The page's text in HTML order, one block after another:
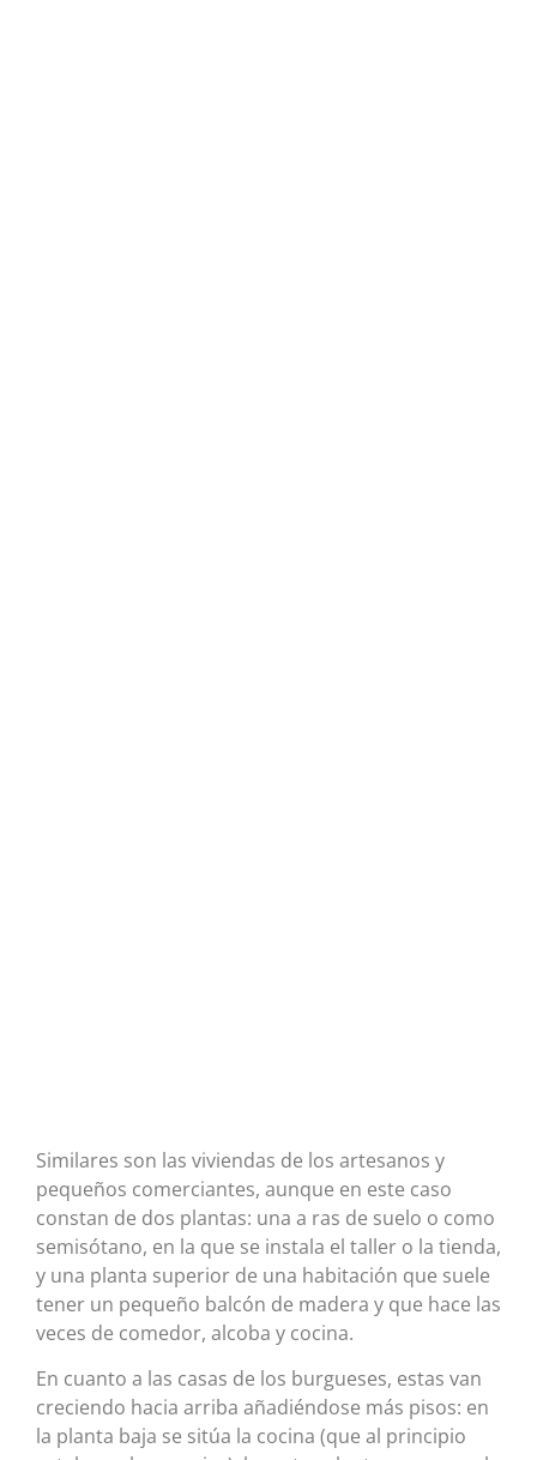
Similares son las viviendas de los artesanos y
pequeños comerciantes, aunque en este caso
constan de dos plantas: una a ras de suelo o como
semisótano, en la que se instala el taller o la tienda,
y una planta superior de una habitación que suele
tener un pequeño balcón de madera y que hace las
veces de comedor, alcoba y cocina.
En cuanto a las casas de los burgueses, estas van
creciendo hacia arriba añadiéndose más pisos: en
la planta baja se sitúa la cocina (que al principio